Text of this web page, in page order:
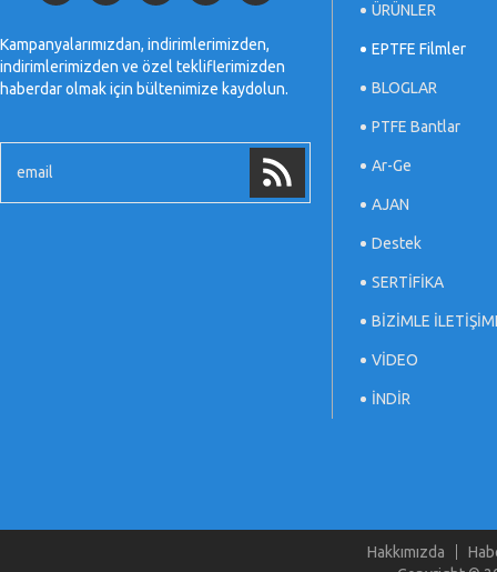
Kampanyalarımızdan, indirimlerimizden,
indirimlerimizden ve özel tekliflerimizden
haberdar olmak için bültenimize kaydolun.
ÜRÜNLER
EPTFE Filmler
BLOGLAR
PTFE Bantlar
Ar-Ge
AJAN
Destek
SERTİFİKA
BİZİMLE
VİDEO
İNDİR
Hakkımızda